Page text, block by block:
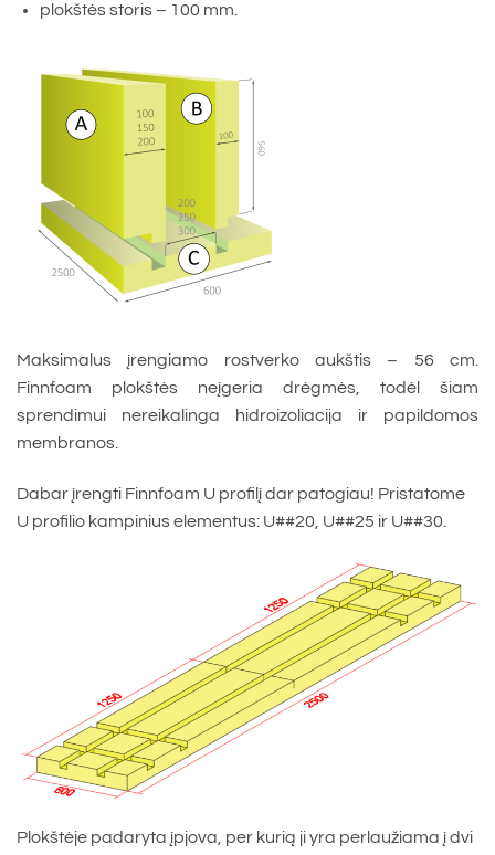
plokštės storis – 100 mm.
Maksimalus įrengiamo rostverko aukštis – 56 cm.
Finnfoam plokštės neįgeria drėgmės, todėl šiam
sprendimui nereikalinga hidroizoliacija ir papildomos
membranos.
Dabar įrengti Finnfoam U profilį dar patogiau! Pristatome
U profilio kampinius elementus: U##20, U##25 ir U##30.
Plokštėje padaryta įpjova, per kurią ji yra perlaužiama į dvi